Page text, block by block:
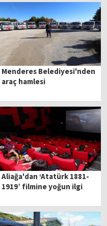
Menderes Belediyesi'nden
araç hamlesi
Aliağa'dan ‘Atatürk 1881-
1919’ filmine yoğun ilgi